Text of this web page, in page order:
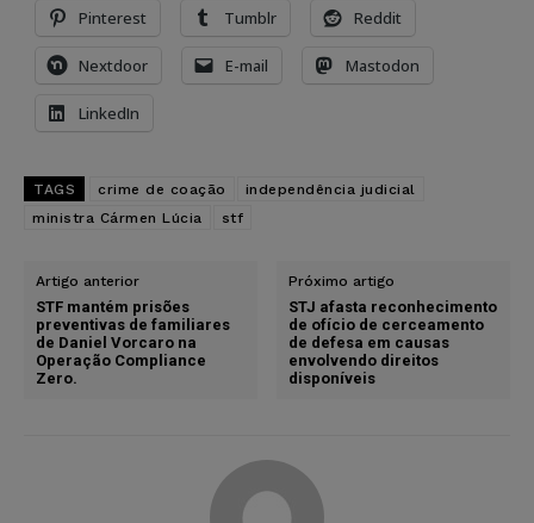
Pinterest Tumblr Reddit
Nextdoor E-mail Mastodon
LinkedIn
TAGS crime de coação
independência judicial
ministra Cármen Lúcia
stf
Artigo anterior
STF mantém prisões
preventivas de familiares
de Daniel Vorcaro na
Operação Compliance
Zero.
Próximo artigo
STJ afasta reconhecimento
de ofício de cerceamento
de defesa em causas
envolvendo direitos
disponíveis